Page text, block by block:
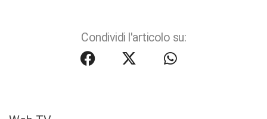
Condividi l'articolo su: